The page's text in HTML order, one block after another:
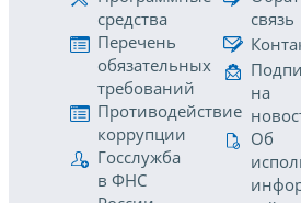
средства
Перечень
обязательных
требований
Противодействие
коррупции
Госслужба
в ФНС
связь
на
Об